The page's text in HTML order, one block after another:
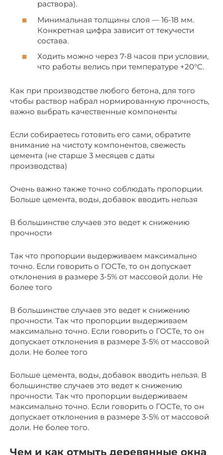
раствора).
Минимальная толщины слоя — 16-18 мм.
Конкретная цифра зависит от текучести
состава.
Ходить можно через 7-8 часов при условии,
что работы велись при температуре +20°C.
Как при производстве любого бетона, для того
чтобы раствор набрал нормированную прочность,
важно выбрать качественные компоненты
Если собираетесь готовить его сами, обратите
внимание на чистоту компонентов, свежесть
цемента (не старше 3 месяцев с даты
производства)
Очень важно также точно соблюдать пропорции.
Больше цемента, воды, добавок вводить нельзя
В большинстве случаев это ведет к снижению
прочности
Так что пропорции выдерживаем максимально
точно. Если говорить о ГОСТе, то он допускает
отклонения в размере 3-5% от массовой доли. Не
более того
В большинстве случаев это ведет к снижению
прочности. Так что пропорции выдерживаем
максимально точно. Если говорить о ГОСТе, то он
допускает отклонения в размере 3-5% от массовой
доли. Не более того
Больше цемента, воды, добавок вводить нельзя. В
большинстве случаев это ведет к снижению
прочности. Так что пропорции выдерживаем
максимально точно. Если говорить о ГОСТе, то он
допускает отклонения в размере 3-5% от массовой
доли. Не более того.
Чем и как отмыть деревянные окна